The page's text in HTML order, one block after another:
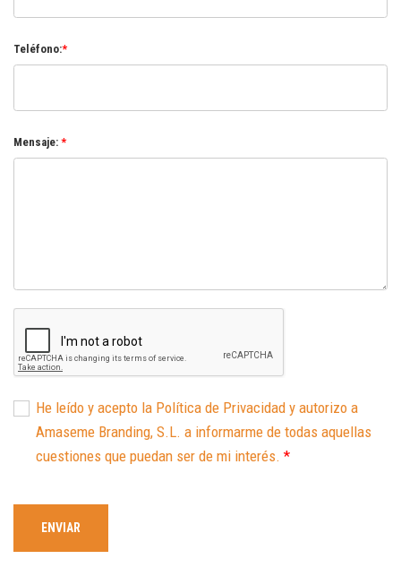
Teléfono:*
Mensaje: *
He leído y acepto la Política de Privacidad y autorizo a
Amaseme Branding, S.L. a informarme de todas aquellas
cuestiones que puedan ser de mi interés. *
ENVIAR